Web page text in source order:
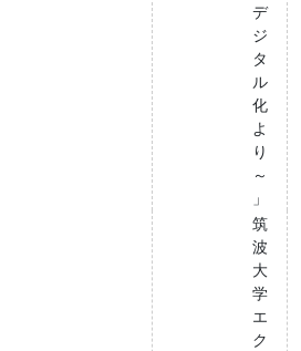
デ
ジ
タ
ル
化
よ
り
～
」
筑
波
大
学
エ
ク